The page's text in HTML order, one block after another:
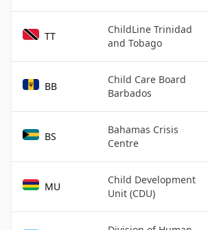
TT
ChildLine Trinidad
and Tobago
BB
Child Care Board
Barbados
BS
Bahamas Crisis
Centre
MU
Child Development
Unit (CDU)